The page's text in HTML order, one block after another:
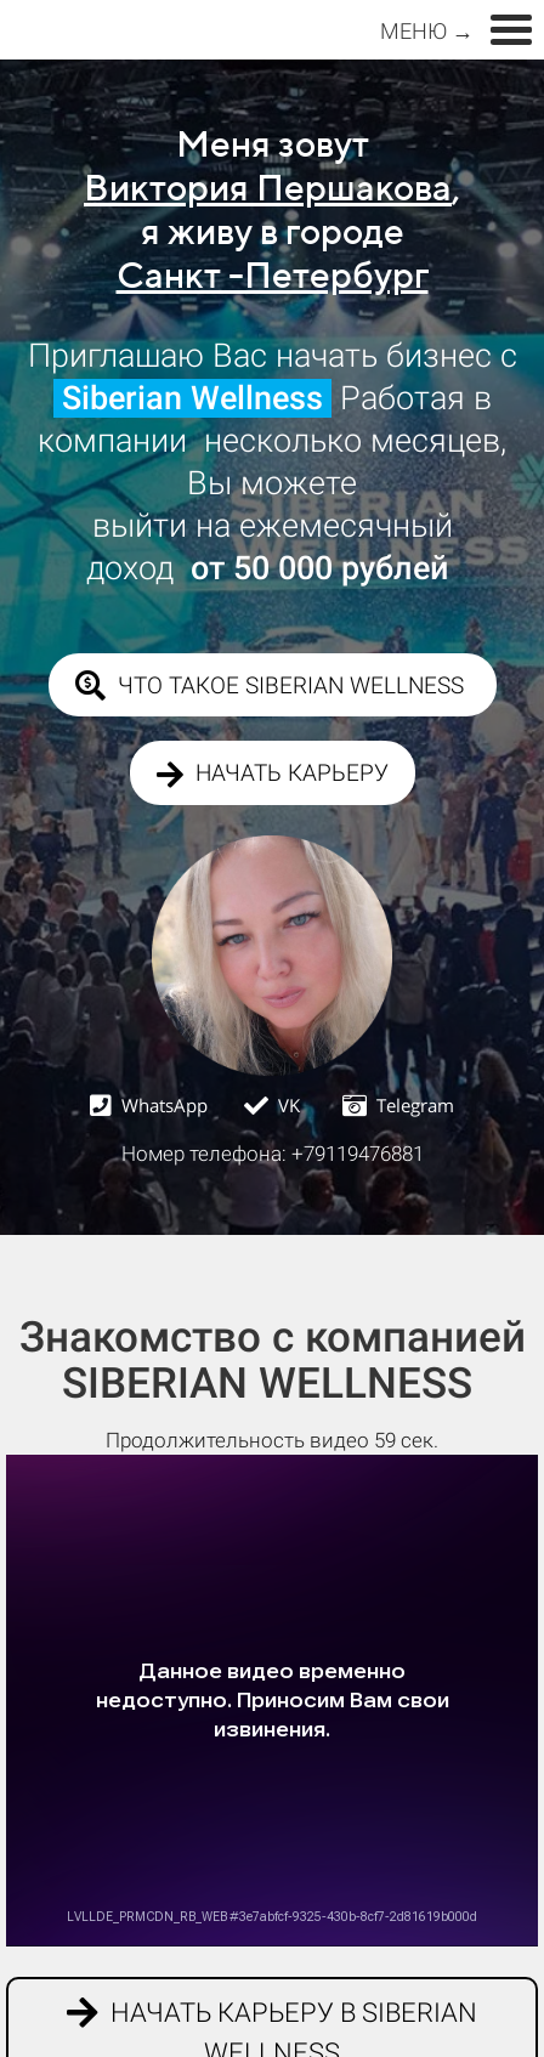
МЕНЮ →
Меня зовут
Виктория Першакова,
я живу в городе
Санкт -Петербург
Приглашаю Вас начать бизнес с
Siberian Wellness Работая в
компании несколько месяцев,
Вы можете
выйти на ежемесячный
доходот 50 000 рублей
ЧТО ТАКОЕ SIBERIAN WELLNESS
НАЧАТЬ КАРЬЕРУ
WhatsApp VK
Telegram
Номер телефона: +79119476881
Знакомство с компанией
SIBERIAN WELLNESS
Продолжительность видео 59 сек.
НАЧАТЬ КАРЬЕРУ В SIBERIAN